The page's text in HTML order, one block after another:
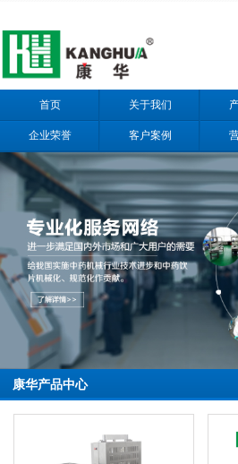
首页 关于我们
企业荣誉 客户案例
康华产品中心